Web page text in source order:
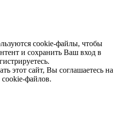
cookie-файлы, чтобы
и сохранить Ваш вход в
этот сайт, Вы соглашаетесь на
файлов.